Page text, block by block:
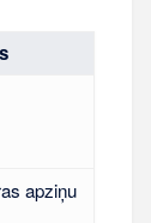
apziņu